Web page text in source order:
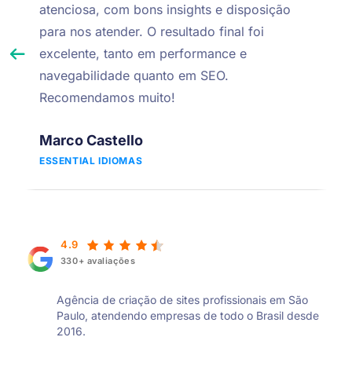
atenciosa, com bons insights e disposição
para nos atender. O resultado final foi
excelente, tanto em performance e
navegabilidade quanto em SEO.
Recomendamos muito!
Marco Castello
ESSENTIAL IDIOMAS
4.9
330+ avaliações
Agência de criação de sites profissionais em São
Paulo, atendendo empresas de todo o Brasil desde
2016.